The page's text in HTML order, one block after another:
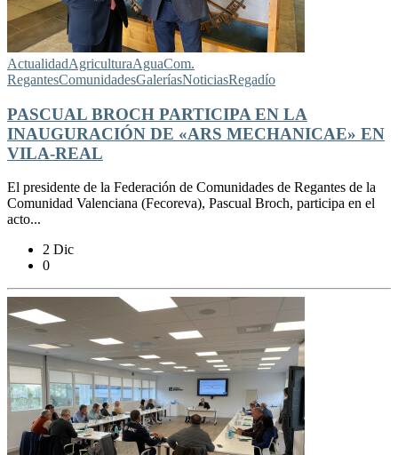
ActualidadAgriculturaAguaCom.
RegantesComunidadesGaleríasNoticiasRegadío
PASCUAL BROCH PARTICIPA EN LA
INAUGURACIÓN DE «ARS MECHANICAE» EN
VILA-REAL
El presidente de la Federación de Comunidades de Regantes de la
Comunidad Valenciana (Fecoreva), Pascual Broch, participa en el
acto...
2 Dic
0